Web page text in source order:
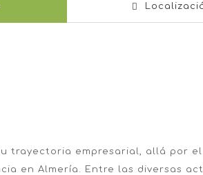
trayectoria empresarial, allá por el
en Almería. Entre las diversas